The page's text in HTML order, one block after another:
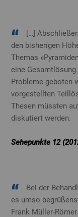
[…]
den bisherigen
Themas
eine
Probleme geboten
vorgestellten
Thesen müssten
diskutiert werden.
Sehepunkte 12
Bei der
es umso
Frank Müller-